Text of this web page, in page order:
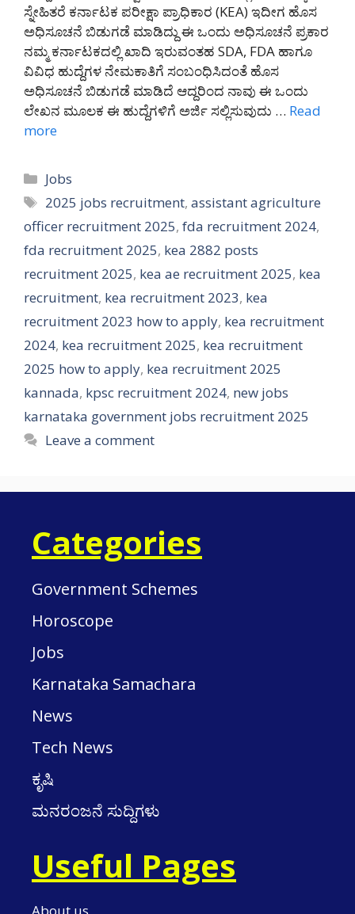
ಸ್ನೇಹಿತರೆ ಕರ್ನಾಟಕ ಪರೀಕ್ಷಾ ಪ್ರಾಧಿಕಾರ (KEA) ಇದೀಗ ಹೊಸ
ಅಧಿಸೂಚನೆ ಬಿಡುಗಡೆ ಮಾಡಿದ್ದು ಈ ಒಂದು ಅಧಿಸೂಚನೆ ಪ್ರಕಾರ
ನಮ್ಮ ಕರ್ನಾಟಕದಲ್ಲಿ ಖಾದಿ ಇರುವಂತಹ SDA, FDA ಹಾಗೂ
ವಿವಿಧ ಹುದ್ದೆಗಳ ನೇಮಕಾತಿಗೆ ಸಂಬಂಧಿಸಿದಂತೆ ಹೊಸ
ಅಧಿಸೂಚನೆ ಬಿಡುಗಡೆ ಮಾಡಿದೆ ಆದ್ದರಿಂದ ನಾವು ಈ ಒಂದು
ಲೇಖನ ಮೂಲಕ ಈ ಹುದ್ದೆಗಳಿಗೆ ಅರ್ಜಿ ಸಲ್ಲಿಸುವುದು … Read
more
Categories
Jobs
Tags
2025 jobs recruitment,assistant agriculture
officer recruitment 2025, fda recruitment 2024,
fda recruitment 2025, kea 2882 posts
recruitment 2025, kea ae recruitment 2025, kea
recruitment, kea recruitment 2023, kea
recruitment 2023 how to apply, kea recruitment
2024, kea recruitment 2025, kea recruitment
2025 how to apply, kea recruitment 2025
kannada, kpsc recruitment 2024, new jobs
karnataka government jobs recruitment 2025
Leave a comment
Categories
Government Schemes
Horoscope
Jobs
Karnataka Samachara
News
Tech News
ಕೃಷಿ
ಮನರಂಜನೆ ಸುದ್ದಿಗಳು
Useful Pages